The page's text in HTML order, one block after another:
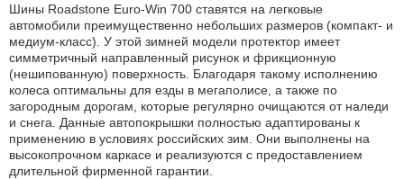
Шины Roadstone Euro-Win 700 ставятся на легковые
автомобили преимущественно небольших размеров (компакт- и
медиум-класс). У этой зимней модели протектор имеет
симметричный направленный рисунок и фрикционную
(нешипованную) поверхность. Благодаря такому исполнению
колеса оптимальны для езды в мегаполисе, а также по
загородным дорогам, которые регулярно очищаются от наледи
и снега. Данные автопокрышки полностью адаптированы к
применению в условиях российских зим. Они выполнены на
высокопрочном каркасе и реализуются с предоставлением
длительной фирменной гарантии.